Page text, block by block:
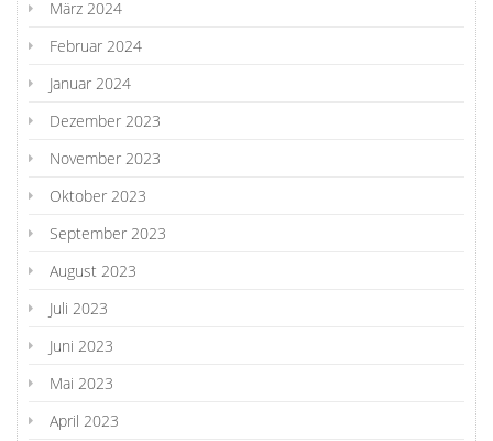
März 2024
Februar 2024
Januar 2024
Dezember 2023
November 2023
Oktober 2023
September 2023
August 2023
Juli 2023
Juni 2023
Mai 2023
April 2023